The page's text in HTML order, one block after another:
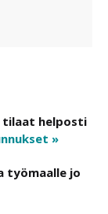
helposti
»
työmaalle jo